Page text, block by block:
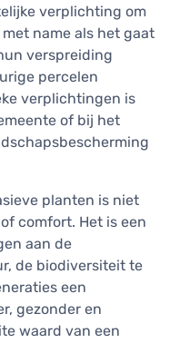
verplichting om
name als het gaat
verspreiding
percelen
verplichtingen is
of bij het
planten is niet
comfort. Het is een
aan de
de biodiversiteit te
een
gezonder en
waard van een